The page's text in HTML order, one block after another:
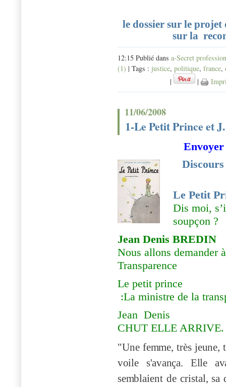
le dossier sur le
sur la
12:15 Publié dans a-Secret
(1) | Tags : justice, politique, france,
|
|
11/06/2008
1-Le Petit Prince et
Envoyer
Le Petit
Dis moi,
soupçon ?
Jean Denis BREDIN
Nous allons demander
Transparence
Le petit prince
:La ministre de la
Jean Denis
CHUT ELLE ARRIVE.
"Une femme, très jeune,
voile s'avança. Elle av
semblaient de cristal, sa